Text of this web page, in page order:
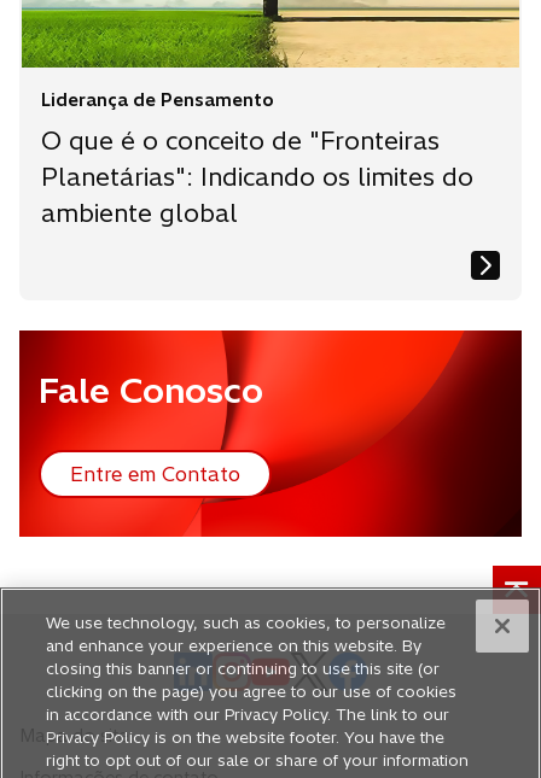
Liderança de Pensamento
O que é o conceito de "Fronteiras
Planetárias": Indicando os limites do
ambiente global
Fale Conosco
Entre em Contato
a
r
m
u
m
a
n
a
b
r
e
a
b
r
e
a
b
r
e
a
b
r
e
a
b
r
e
Mapa do site
We use technology, such as cookies, to personalize
and enhance your experience on this website. By
closing this banner or continuing to use this site (or
clicking on the page) you agree to our use of cookies
in accordance with our Privacy Policy. The link to our
Privacy Policy is on the website footer. You have the
right to opt out of our sale or share of your information